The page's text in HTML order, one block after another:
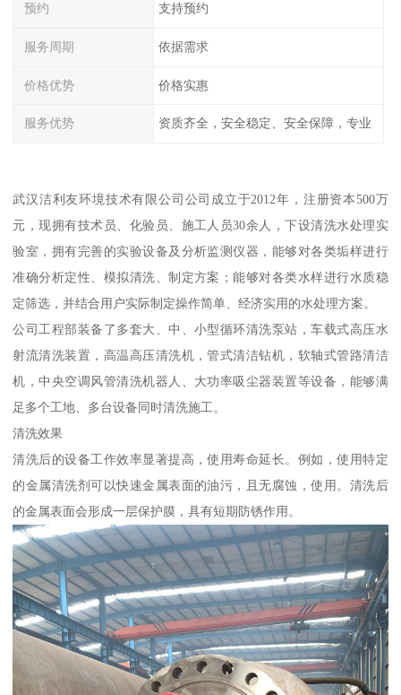
预约 支持预约
服务周期 依据需求
价格优势 价格实惠
服务优势 资质齐全，安全稳定、安全保障，专业
武汉洁利友环境技术有限公司公司成立于2012年，注册资本500万
元，现拥有技术员、化验员、施工人员30余人，下设清洗水处理实
验室，拥有完善的实验设备及分析监测仪器，能够对各类垢样进行
准确分析定性、模拟清洗、制定方案；能够对各类水样进行水质稳
定筛选，并结合用户实际制定操作简单、经济实用的水处理方案。
公司工程部装备了多套大、中、小型循环清洗泵站，车载式高压水
射流清洗装置，高温高压清洗机，管式清洁钻机，软轴式管路清洁
机，中央空调风管清洗机器人、大功率吸尘器装置等设备，能够满
足多个工地、多台设备同时清洗施工。
清洗效果
清洗后的设备工作效率显著提高，使用寿命延长。例如，使用特定
的金属清洗剂可以快速金属表面的油污，且无腐蚀，使用。清洗后
的金属表面会形成一层保护膜，具有短期防锈作用。